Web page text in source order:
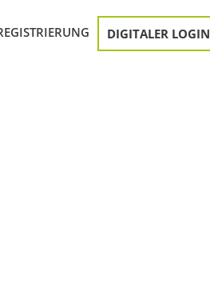
DIGITALER LOGIN